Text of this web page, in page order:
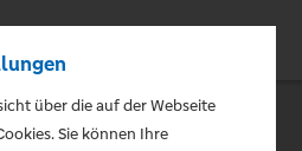
über die auf der Webseite
Sie können Ihre